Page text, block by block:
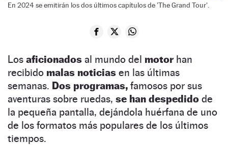
En 2024 se emitirán los dos últimos capítulos de 'The Grand Tour'.
Los aficionados al mundo del motor han
recibido malas noticias en las últimas
semanas. Dos programas, famosos por sus
aventuras sobre ruedas, se han despedido de
la pequeña pantalla, dejándola huérfana de uno
de los formatos más populares de los últimos
tiempos.